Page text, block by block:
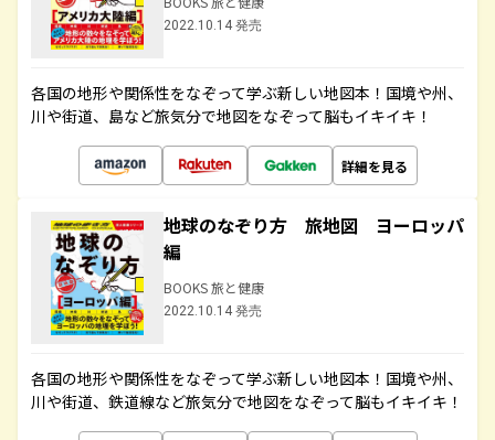
2022.10.14 発売
各国の地形や関係性をなぞって学ぶ新しい地図本！国境や州、
川や街道、島など旅気分で地図をなぞって脳もイキイキ！
詳細を見る
地球のなぞり方 旅地図 ヨーロッパ
編
BOOKS 旅と健康
2022.10.14 発売
各国の地形や関係性をなぞって学ぶ新しい地図本！国境や州、
川や街道、鉄道線など旅気分で地図をなぞって脳もイキイキ！